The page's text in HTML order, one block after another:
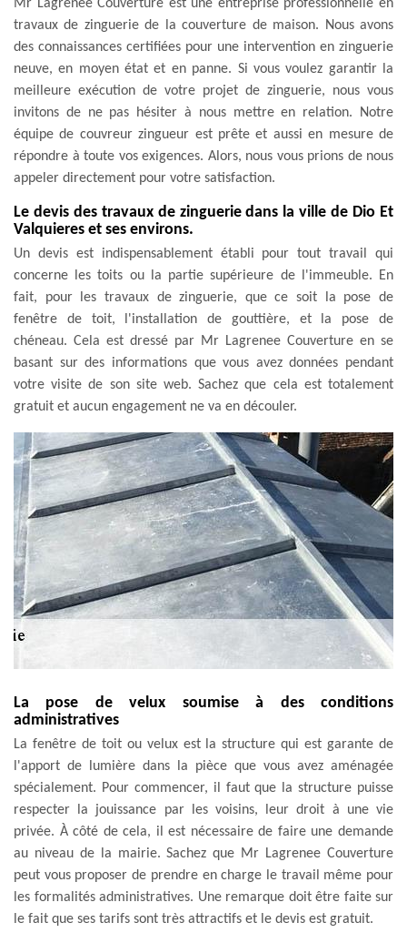
Mr Lagrenee Couverture est une entreprise professionnelle en
travaux de zinguerie de la couverture de maison. Nous avons
des connaissances certifiées pour une intervention en zinguerie
neuve, en moyen état et en panne. Si vous voulez garantir la
meilleure exécution de votre projet de zinguerie, nous vous
invitons de ne pas hésiter à nous mettre en relation. Notre
équipe de couvreur zingueur est prête et aussi en mesure de
répondre à toute vos exigences. Alors, nous vous prions de nous
appeler directement pour votre satisfaction.
Le devis des travaux de zinguerie dans la ville de Dio Et
Valquieres et ses environs.
Un devis est indispensablement établi pour tout travail qui
concerne les toits ou la partie supérieure de l'immeuble. En
fait, pour les travaux de zinguerie, que ce soit la pose de
fenêtre de toit, l'installation de gouttière, et la pose de
chéneau. Cela est dressé par Mr Lagrenee Couverture en se
basant sur des informations que vous avez données pendant
votre visite de son site web. Sachez que cela est totalement
gratuit et aucun engagement ne va en découler.
La pose de velux soumise à des conditions
administratives
La fenêtre de toit ou velux est la structure qui est garante de
l'apport de lumière dans la pièce que vous avez aménagée
spécialement. Pour commencer, il faut que la structure puisse
respecter la jouissance par les voisins, leur droit à une vie
privée. À côté de cela, il est nécessaire de faire une demande
au niveau de la mairie. Sachez que Mr Lagrenee Couverture
peut vous proposer de prendre en charge le travail même pour
les formalités administratives. Une remarque doit être faite sur
le fait que ses tarifs sont très attractifs et le devis est gratuit.